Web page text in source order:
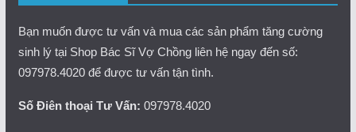
Bạn muốn được tư vấn và mua các sản phẩm tăng cường
sinh lý tại Shop Bác Sĩ Vợ Chồng liên hệ ngay đến số:
097978.4020 để được tư vấn tận tình.
Số Điên thoại Tư Vấn: 097978.4020